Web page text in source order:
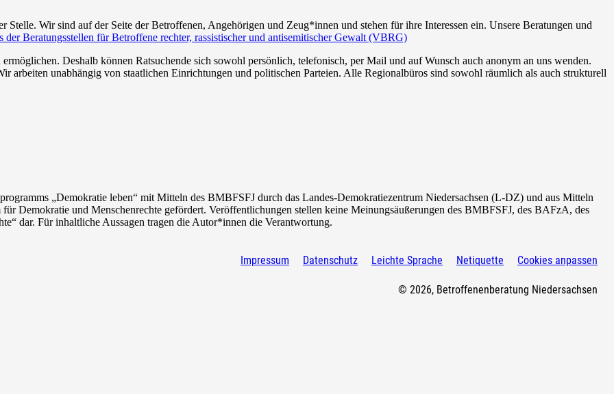
Stelle. Wir sind auf der Seite der Betroffenen, Angehörigen und Zeug*innen und stehen für ihre Interessen ein. Unsere Beratungen und
der Beratungsstellen für Betroffene rechter, rassistischer und antisemitischer Gewalt (VBRG)
Deshalb können Ratsuchende sich sowohl persönlich, telefonisch, per Mail und auf Wunsch auch anonym an uns wenden.
arbeiten unabhängig von staatlichen Einrichtungen und politischen Parteien. Alle Regionalbüros sind sowohl räumlich als auch strukturell
„Demokratie leben“ mit Mitteln des BMBFSFJ durch das Landes-Demokratiezentrum Niedersachsen (L-DZ) und aus Mitteln
Demokratie und Menschenrechte gefördert. Veröffentlichungen stellen keine Meinungsäußerungen des BMBFSFJ, des BAFzA, des
dar. Für inhaltliche Aussagen tragen die Autor*innen die Verantwortung.
Impressum Datenschutz Leichte Sprache Netiquette Cookies anpassen
© 2026, Betroffenenberatung Niedersachsen